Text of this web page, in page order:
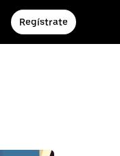
Regístrate